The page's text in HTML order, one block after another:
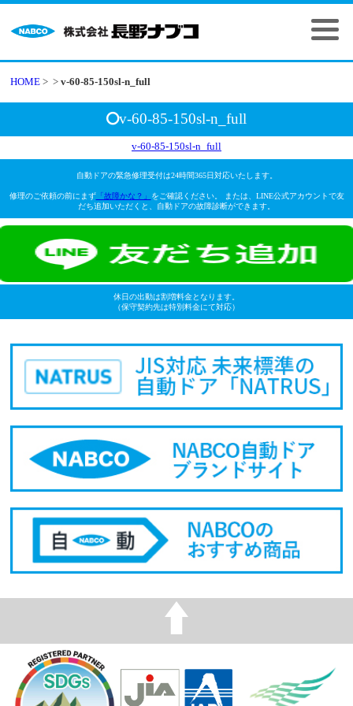
HOME > >v-60-85-150sl-n_full
v-60-85-150sl-n_full
v-60-85-150sl-n_full
自動ドアの緊急修理受付は24時間365日対応いたします。
修理のご依頼の前にまず「故障かな？」
をご確認ください。 または、LINE公式アカウントで友
だち追加いただくと、自動ドアの故障診断ができます。
休日の出動は割増料金となります。
（保守契約先は特別料金にて対応）